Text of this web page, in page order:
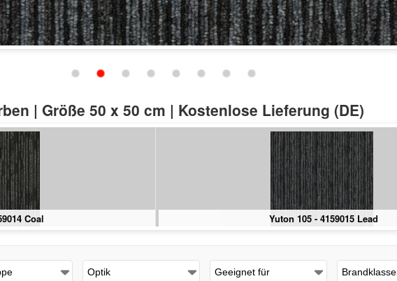
| Größe 50 x 50 cm | Kostenlose Lieferung (DE)
Coal Yuton 105 - 4159015 Lead
Optik Geeignet für Brandklasse